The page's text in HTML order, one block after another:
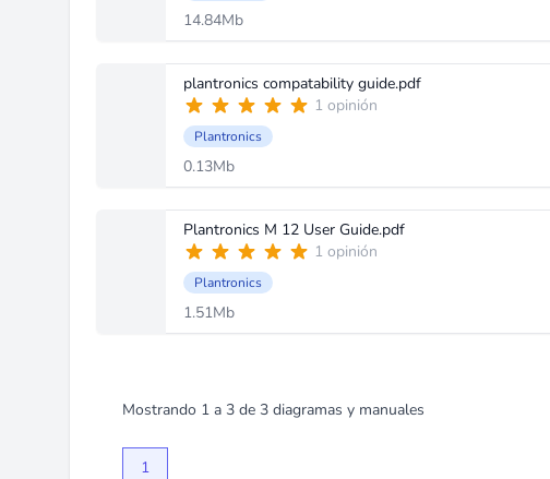
14.84Mb
plantronics compatability guide.pdf
1 opinión
Plantronics
0.13Mb
Plantronics M 12 User Guide.pdf
1 opinión
Plantronics
1.51Mb
Mostrando 1 a 3 de 3 diagramas y manuales
1